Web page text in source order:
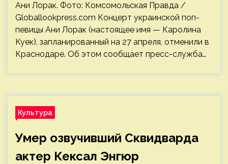
Ани Лорак. Фото: Комсомольская Правда /
Globallookpress.com Концерт украинской поп-
певицы Ани Лорак (настоящее имя — Каролина
Куек), запланированный на 27 апреля, отменили в
Краснодаре. Об этом сообщает пресс-служба…
Культура
Умер озвучивший Сквидварда
актер Кексал Энгюр